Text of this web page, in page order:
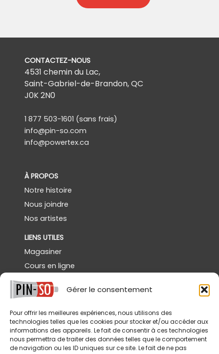
Gérer le consentement
Pour offrir les meilleures expériences, nous utilisons des
technologies telles que les cookies pour stocker et/ou accéder aux
informations des appareils. Le fait de consentir à ces technologies
nous permettra de traiter des données telles que le comportement
de navigation ou les ID uniques sur ce site. Le fait de ne pas
CONTACTEZ-NOUS
4531 chemin du Lac,
Saint-Gabriel-de-Brandon, QC
J0K 2N0
1 877 503-1601 (sans frais)
info@pin-so.com
info@powertex.ca
À PROPOS
Notre histoire
Nous joindre
Nos artistes
LIENS UTILES
Magasiner
Cours en ligne
Démos gratuites
Powertex Canada
SERVICES
Livraison